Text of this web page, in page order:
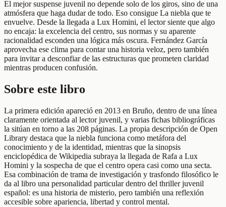
El mejor suspense juvenil no depende solo de los giros, sino de una
atmósfera que haga dudar de todo. Eso consigue La niebla que te
envuelve. Desde la llegada a Lux Homini, el lector siente que algo
no encaja: la excelencia del centro, sus normas y su aparente
racionalidad esconden una lógica más oscura. Fernández García
aprovecha ese clima para contar una historia veloz, pero también
para invitar a desconfiar de las estructuras que prometen claridad
mientras producen confusión.
Sobre este libro
La primera edición apareció en 2013 en Bruño, dentro de una línea
claramente orientada al lector juvenil, y varias fichas bibliográficas
la sitúan en torno a las 208 páginas. La propia descripción de Open
Library destaca que la niebla funciona como metáfora del
conocimiento y de la identidad, mientras que la sinopsis
enciclopédica de Wikipedia subraya la llegada de Rafa a Lux
Homini y la sospecha de que el centro opera casi como una secta.
Esa combinación de trama de investigación y trasfondo filosófico le
da al libro una personalidad particular dentro del thriller juvenil
español: es una historia de misterio, pero también una reflexión
accesible sobre apariencia, libertad y control mental.